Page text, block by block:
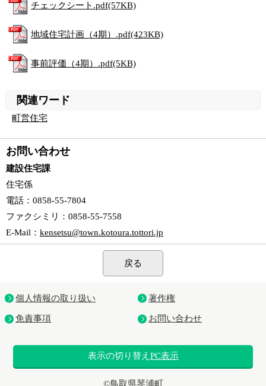
チェックシート.pdf(57KB)
地域住宅計画（4期）.pdf(423KB)
事前評価（4期）.pdf(5KB)
関連ワード
町営住宅
お問い合わせ
建設住宅課
住宅係
電話 ：0858-55-7804
ファクシミリ
：0858-55-7558
E-Mail ： kensetsu@town.kotoura.tottori.jp
戻る
個人情報の取り扱い 著作権
免責事項 お問い合わせ
表示の切り替え PC表示
©鳥取県琴浦町